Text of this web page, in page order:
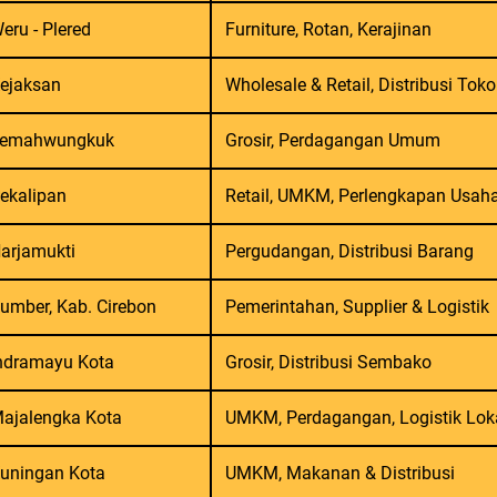
- Plered Furniture, Rotan, Kerajinan
Wholesale & Retail, Distribusi Toko
Grosir, Perdagangan Umum
Retail, UMKM, Perlengkapan
Pergudangan, Distribusi Barang
Kab. Cirebon Pemerintahan, Supplier & Logistik
Kota Grosir, Distribusi Sembako
Kota UMKM, Perdagangan, Logistik
Kota UMKM, Makanan & Distribusi